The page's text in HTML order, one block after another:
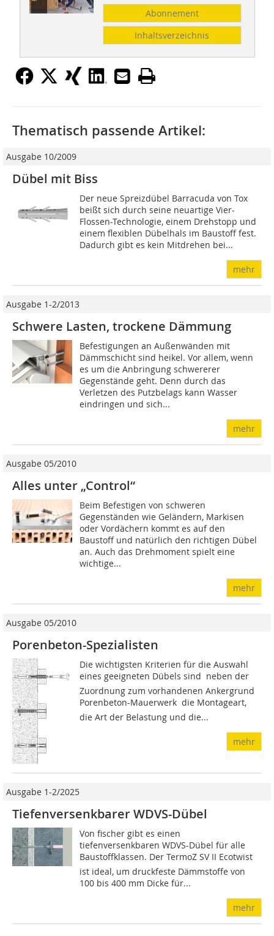
Abonnement
Inhaltsverzeichnis
Thematisch passende Artikel:
Ausgabe 10/2009
Dübel mit Biss
Der neue Spreizdübel Barracuda von Tox
beißt sich durch seine neuartige Vier-
Flossen-Technologie, einem Drehstopp und
einem flexiblen Dübelhals im Baustoff fest.
Dadurch gibt es kein Mitdrehen bei...
mehr
Ausgabe 1-2/2013
Schwere Lasten, trockene Dämmung
Befestigungen an Außenwänden mit
Dämmschicht sind heikel. Vor allem, wenn
es um die Anbringung schwererer
Gegenstände geht. Denn durch das
Verletzen des Putzbelags kann Wasser
eindringen und sich...
mehr
Ausgabe 05/2010
Alles unter „Control“
Beim Befestigen von schweren
Gegenständen wie Gelän­dern, Markisen
oder Vordächern kommt es auf den
Baustoff und natürlich den richtigen Dübel
an. Auch das Drehmoment spielt eine
wichtige...
mehr
Ausgabe 05/2010
Porenbeton-Spezialisten
Die wichtigsten Kriterien für die Auswahl
eines geeigneten Dübels sind  neben der
Zuordnung zum vorhandenen Ankergrund
Porenbeton-Mauerwerk  die Montageart,
die Art der Belastung und die...
mehr
Ausgabe 1-2/2025
Tiefenversenkbarer WDVS-Dübel
Von fischer gibt es einen
tiefenversenkbaren WDVS-Dübel für alle
Baustoffklassen. Der TermoZ SV II Ecotwist
ist ideal, um druckfeste Dämmstoffe von
100 bis 400 mm Dicke für...
mehr